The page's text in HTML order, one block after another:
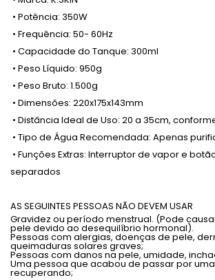
• Potência: 350W
• Frequência: 50- 60Hz
• Capacidade do Tanque: 300ml
• Peso Líquido: 950g
• Peso Bruto: 1.500g
• Dimensões: 220x175x143mm
• Distância Ideal de Uso: 20 a 35cm,
• Tipo de Água Recomendada: Apenas
• Funções Extras: Interruptor de vapor e
separados
AS SEGUINTES PESSOAS NÃO DEVEM USAR
Gravidez ou período menstrual. (Pode
pele devido ao desequilíbrio hormonal).
Pessoas com alergias, doenças de pele,
queimaduras solares graves;
Pessoas com danos na pele, umidade,
Uma pessoa que acabou de passar por
recuperando;